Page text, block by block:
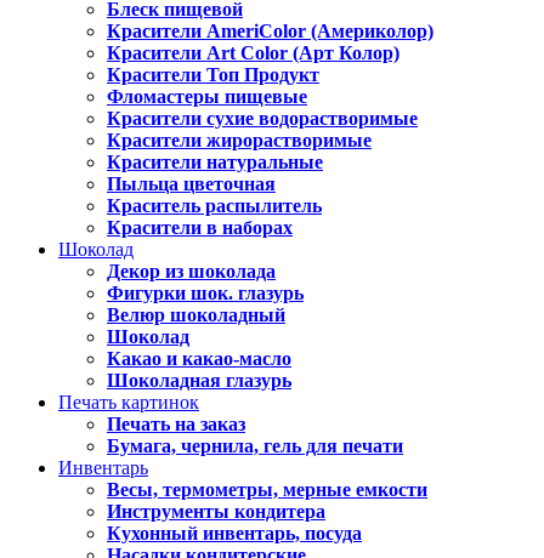
Блеск пищевой
Красители AmeriColor (Америколор)
Красители Art Color (Арт Колор)
Красители Топ Продукт
Фломастеры пищевые
Красители сухие водорастворимые
Красители жирорастворимые
Красители натуральные
Пыльца цветочная
Краситель распылитель
Красители в наборах
Шоколад
Декор из шоколада
Фигурки шок. глазурь
Велюр шоколадный
Шоколад
Какао и какао-масло
Шоколадная глазурь
Печать картинок
Печать на заказ
Бумага, чернила, гель для печати
Инвентарь
Весы, термометры, мерные емкости
Инструменты кондитера
Кухонный инвентарь, посуда